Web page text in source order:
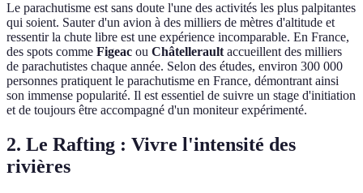
Le parachutisme est sans doute l'une des activités les plus palpitantes
qui soient. Sauter d'un avion à des milliers de mètres d'altitude et
ressentir la chute libre est une expérience incomparable. En France,
des spots comme Figeac ou Châtellerault accueillent des milliers
de parachutistes chaque année. Selon des études, environ 300 000
personnes pratiquent le parachutisme en France, démontrant ainsi
son immense popularité. Il est essentiel de suivre un stage d'initiation
et de toujours être accompagné d'un moniteur expérimenté.
2. Le Rafting : Vivre l'intensité des
rivières